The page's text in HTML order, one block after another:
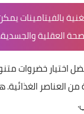
بالفيتامينات
العقلية
اختيار خضروات
العناصر الغذائية.